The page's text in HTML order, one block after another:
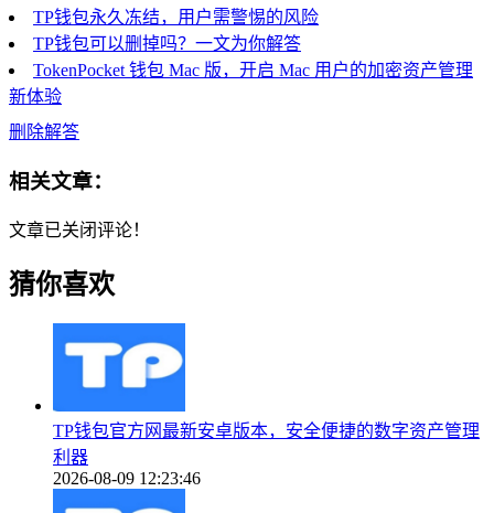
TP钱包永久冻结，用户需警惕的风险
TP钱包可以删掉吗？一文为你解答
TokenPocket 钱包 Mac 版，开启 Mac 用户的加密资产管理
新体验
删除解答
相关文章：
文章已关闭评论！
猜你喜欢
TP钱包官方网最新安卓版本，安全便捷的数字资产管理
利器
2026-08-09 12:23:46